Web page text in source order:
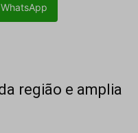
WhatsApp
região e amplia